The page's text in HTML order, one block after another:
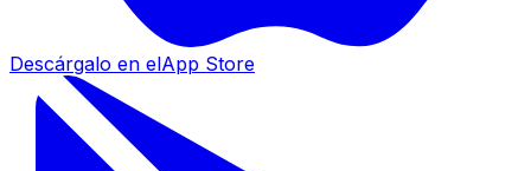
Descárgalo en elApp Store